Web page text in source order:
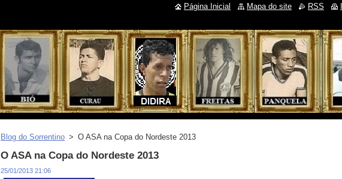
Blog do Sorrentino > O ASA na Copa do Nordeste 2013
O ASA na Copa do Nordeste 2013
25/01/2013 21:06
Página Inicial Mapa do site RSS